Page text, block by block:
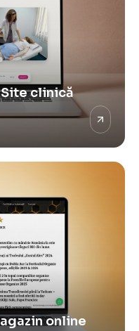
clinică
online